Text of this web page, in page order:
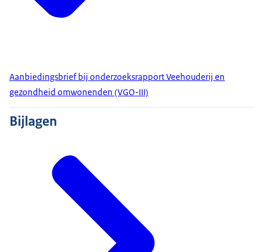
Aanbiedingsbrief bij onderzoeksrapport Veehouderij en
gezondheid omwonenden (VGO-III)
Bijlagen